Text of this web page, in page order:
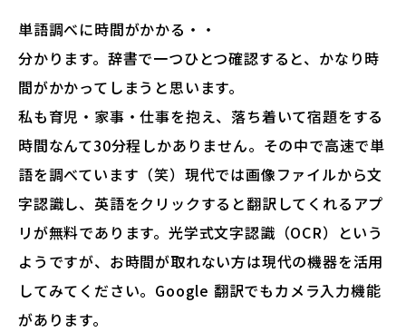
単語調べに時間がかかる・・
分かります。辞書で一つひとつ確認すると、かなり時
間がかかってしまうと思います。
私も育児・家事・仕事を抱え、落ち着いて宿題をする
時間なんて30分程しかありません。その中で高速で単
語を調べています（笑）現代では画像ファイルから文
字認識し、英語をクリックすると翻訳してくれるアプ
リが無料であります。光学式文字認識（OCR）という
ようですが、お時間が取れない方は現代の機器を活用
してみてください。Google 翻訳でもカメラ入力機能
があります。